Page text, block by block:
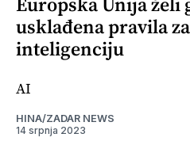
usklađena pravila
inteligenciju
AI
HINA/ZADAR NEWS
14 srpnja 2023